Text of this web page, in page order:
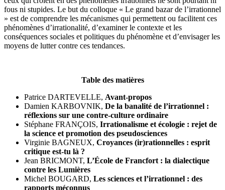
fous ni stupides. Le but du colloque « Le grand bazar de l’irrationnel
» est de comprendre les mécanismes qui permettent ou facilitent ces
phénomènes d’irrationalité, d’examiner le contexte et les
conséquences sociales et politiques du phénomène et d’envisager les
moyens de lutter contre ces tendances.
Table des matières
Patrice DARTEVELLE, Avant-propos
Damien KARBOVNIK, De la banalité de l’irrationnel :
réflexions sur une contre-culture ordinaire
Stéphane FRANÇOIS, Irrationalisme et écologie : rejet de
la science et promotion des pseudosciences
Virginie BAGNEUX, Croyances (ir)rationnelles : esprit
critique est-tu là ?
Jean BRICMONT, L’École de Francfort : la dialectique
contre les Lumières
Michel BOUGARD, Les sciences et l’irrationnel : des
rapports méconnus